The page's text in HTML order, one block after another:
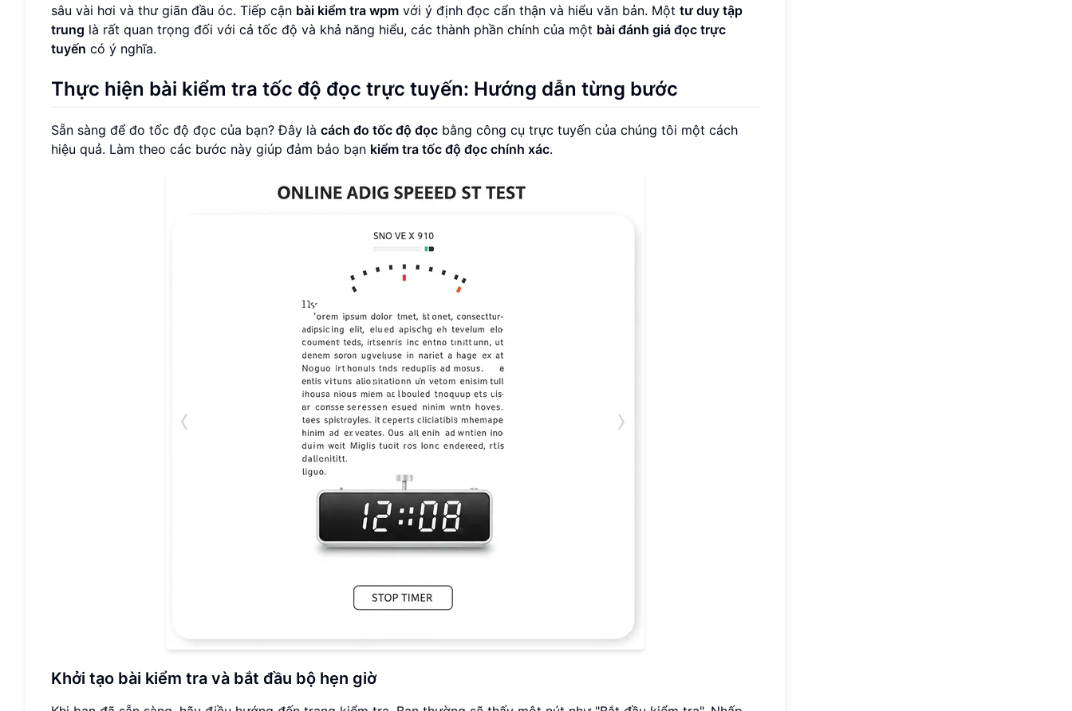
sâu vài hơi và thư giãn đầu óc. Tiếp cận bài kiểm tra wpm với ý định đọc cẩn thận và hiểu văn bản. Một tư duy tập
trung là rất quan trọng đối với cả tốc độ và khả năng hiểu, các thành phần chính của một bài đánh giá đọc trực
tuyến có ý nghĩa.
Thực hiện bài kiểm tra tốc độ đọc trực tuyến: Hướng dẫn từng bước
Sẵn sàng để đo tốc độ đọc của bạn? Đây là cách đo tốc độ đọc bằng công cụ trực tuyến của chúng tôi một cách
hiệu quả. Làm theo các bước này giúp đảm bảo bạn kiểm tra tốc độ đọc chính xác.
Khởi tạo bài kiểm tra và bắt đầu bộ hẹn giờ